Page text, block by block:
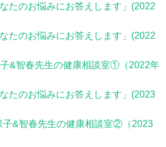
たのお悩みにお答えします」(2022
たのお悩みにお答えします」(2022
&智春先生の健康相談室①（2022年
たのお悩みにお答えします」(2023
&智春先生の健康相談室②（2023